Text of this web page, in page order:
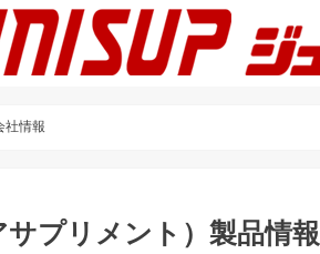
社情報
プリメント）製品情